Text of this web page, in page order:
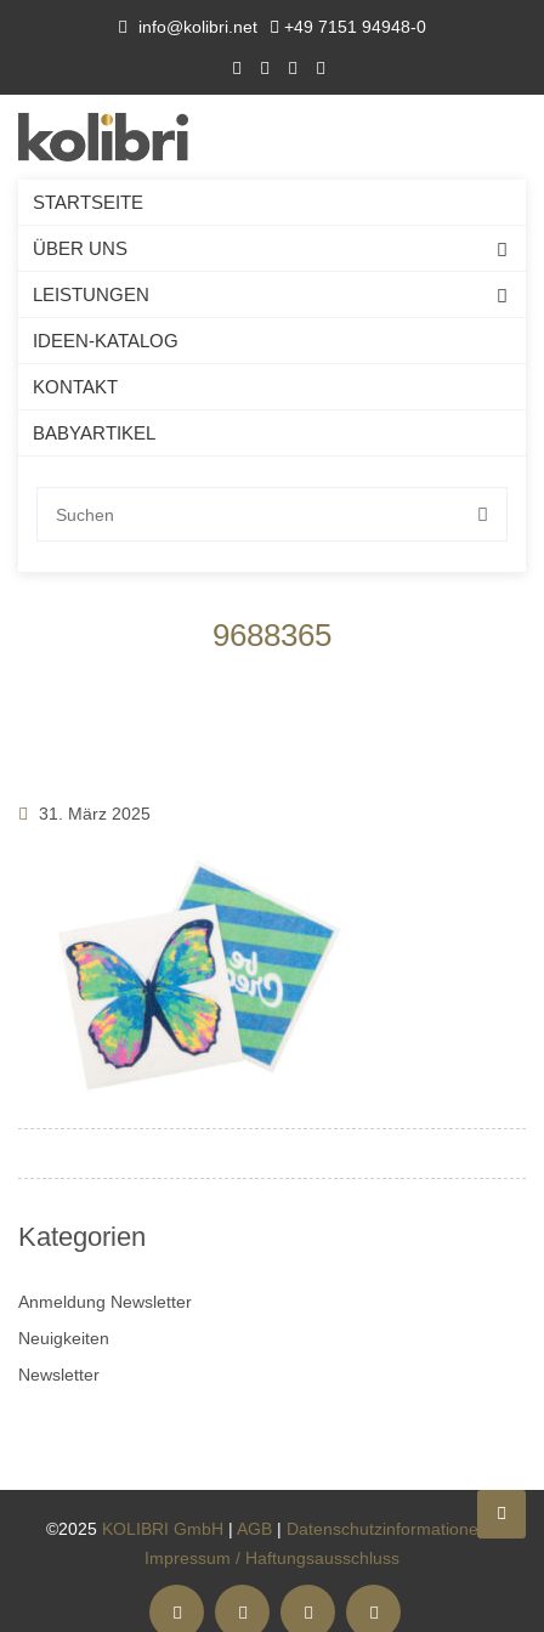
info@kolibri.net +49 7151 94948-0
STARTSEITE
ÜBER UNS
LEISTUNGEN
IDEEN-KATALOG
KONTAKT
BABYARTIKEL
9688365
31. März 2025
Kategorien
Anmeldung Newsletter
Neuigkeiten
Newsletter
©2025 KOLIBRI GmbH | AGB | Datenschutzinformationen
Impressum / Haftungsausschluss